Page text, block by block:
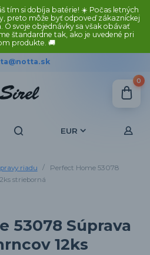
tím si dobíja batérie! ☀️ Počas letných
preto môže byť odpoveď zákazníckej
svoje objednávky sa však obávať
štandardne tak, ako je uvedené pri
produkte. 🚚
EUR
0
riadu
Perfect Home 53078
strieborná
53078 Súprava
12ks